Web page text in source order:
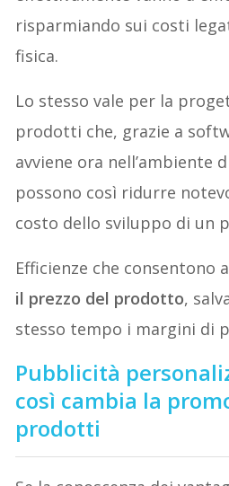
risparmiando sui costi
fisica.
Lo stesso vale per la
prodotti che, grazie a
avviene ora nell’ambiente
possono così ridurre
costo dello sviluppo di un
Efficienze che consentono
il prezzo del prodotto,
stesso tempo i margini di
Pubblicità
così cambia la
prodotti